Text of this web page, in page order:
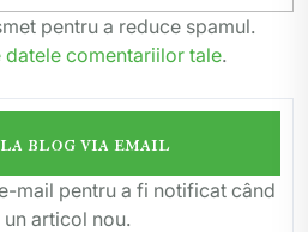
pentru a reduce spamul.
comentariilor tale.
blog via email
mail pentru a fi notificat când
articol nou.